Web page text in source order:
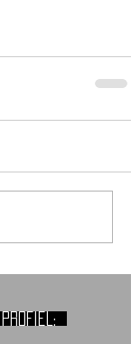
profiel: